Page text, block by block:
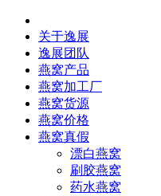
关于逸展
逸展团队
燕窝产品
燕窝加工厂
燕窝货源
燕窝价格
燕窝真假
漂白燕窝
刷胶燕窝
药水燕窝